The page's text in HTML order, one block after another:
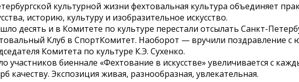
культурной жизни фехтовальная культура объединяет
историю, культуру и изобразительное искусство.
десять и в Комитете по культуре перестали отсылать Санкт-
Клуб в СпортКомитет. Наоборот — вручили поздравление с
Комитета по культуре К.Э. Сухенко.
участников биеннале «Фехтование в искусстве» увеличивается с
качеству. Экспозиция живая, разнообразная, увлекательная.